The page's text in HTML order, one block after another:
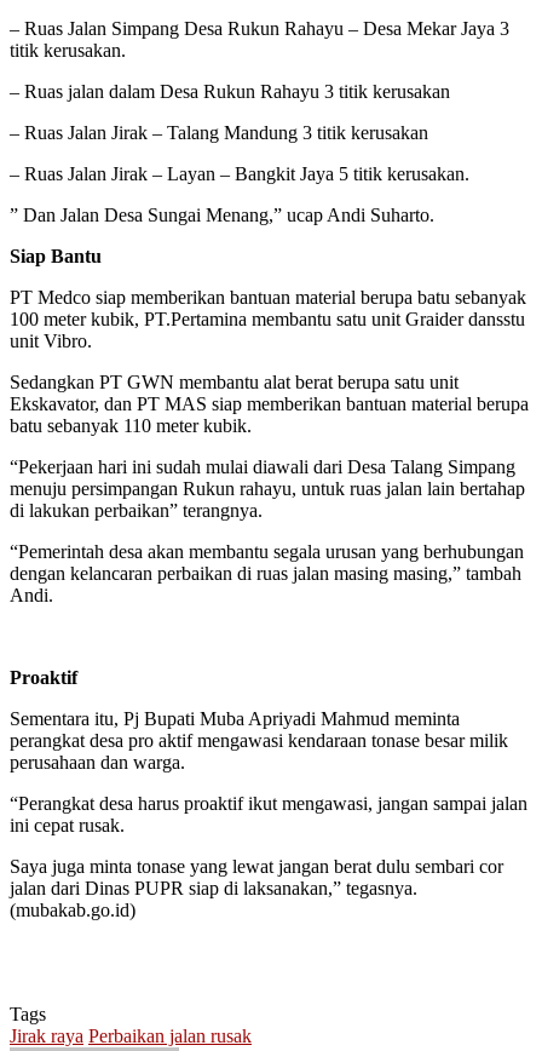
– Ruas Jalan Simpang Desa Rukun Rahayu – Desa Mekar Jaya 3
titik kerusakan.
– Ruas jalan dalam Desa Rukun Rahayu 3 titik kerusakan
– Ruas Jalan Jirak – Talang Mandung 3 titik kerusakan
– Ruas Jalan Jirak – Layan – Bangkit Jaya 5 titik kerusakan.
” Dan Jalan Desa Sungai Menang,” ucap Andi Suharto.
Siap Bantu
PT Medco siap memberikan bantuan material berupa batu sebanyak
100 meter kubik, PT.Pertamina membantu satu unit Graider dansstu
unit Vibro.
Sedangkan PT GWN membantu alat berat berupa satu unit
Ekskavator, dan PT MAS siap memberikan bantuan material berupa
batu sebanyak 110 meter kubik.
“Pekerjaan hari ini sudah mulai diawali dari Desa Talang Simpang
menuju persimpangan Rukun rahayu, untuk ruas jalan lain bertahap
di lakukan perbaikan” terangnya.
“Pemerintah desa akan membantu segala urusan yang berhubungan
dengan kelancaran perbaikan di ruas jalan masing masing,” tambah
Andi.
Proaktif
Sementara itu, Pj Bupati Muba Apriyadi Mahmud meminta
perangkat desa pro aktif mengawasi kendaraan tonase besar milik
perusahaan dan warga.
“Perangkat desa harus proaktif ikut mengawasi, jangan sampai jalan
ini cepat rusak.
Saya juga minta tonase yang lewat jangan berat dulu sembari cor
jalan dari Dinas PUPR siap di laksanakan,” tegasnya.
(mubakab.go.id)
Tags
Jirak raya Perbaikan jalan rusak